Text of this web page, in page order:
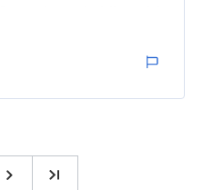
behauptete sie dürfen
und Anstand
unverschärmetes in über
noch nie erlebt!